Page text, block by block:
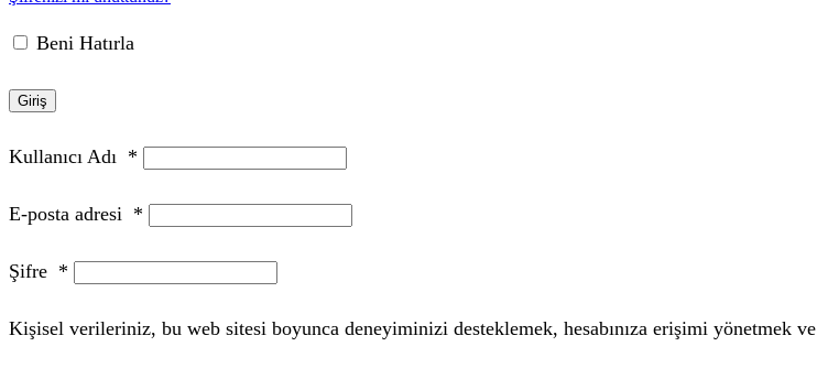
Beni Hatırla
Giriş
Kullanıcı Adı *
E-posta adresi *
Şifre *
Kişisel verileriniz, bu web sitesi boyunca deneyiminizi desteklemek, hesabınıza erişimi yönetmek ve